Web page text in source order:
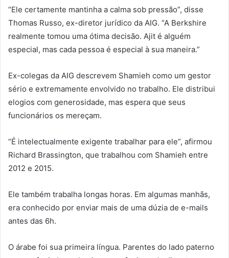
“Ele certamente mantinha a calma sob pressão”, disse
Thomas Russo, ex-diretor jurídico da AIG. “A Berkshire
realmente tomou uma ótima decisão. Ajit é alguém
especial, mas cada pessoa é especial à sua maneira.”
Ex-colegas da AIG descrevem Shamieh como um gestor
sério e extremamente envolvido no trabalho. Ele distribui
elogios com generosidade, mas espera que seus
funcionários os mereçam.
“É intelectualmente exigente trabalhar para ele”, afirmou
Richard Brassington, que trabalhou com Shamieh entre
2012 e 2015.
Ele também trabalha longas horas. Em algumas manhãs,
era conhecido por enviar mais de uma dúzia de e-mails
antes das 6h.
O árabe foi sua primeira língua. Parentes do lado paterno